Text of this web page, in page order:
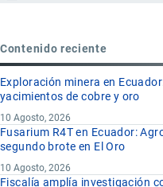
Contenido reciente
Exploración minera en
yacimientos de cobre y oro
10 Agosto, 2026
Fusarium R4T en Ecuador:
segundo brote en El Oro
10 Agosto, 2026
Fiscalía amplía investigación